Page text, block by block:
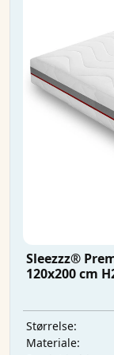
Sleezzz®
120x200 cm
Størrelse:
Materiale: